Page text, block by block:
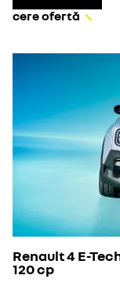
cere ofertă
Renault 4 E-
120 cp